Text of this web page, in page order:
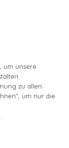
um unsere
zu allen
um nur die